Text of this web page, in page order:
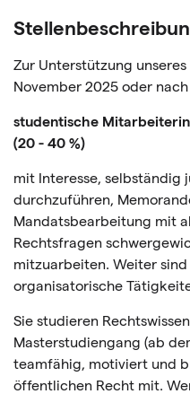
Zur Unterstützung unseres
November 2025 oder
studentische
(20 - 40 %)
mit Interesse, selbständig
durchzuführen,
Mandatsbearbeitung mit
Rechtsfragen
mitzuarbeiten. Weiter
organisatorische
Sie studieren
Masterstudiengang (ab
teamfähig, motiviert und
öffentlichen Recht mit.